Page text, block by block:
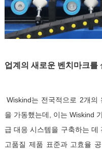
업계의 새로운 벤치마크를
Wiskind는 전국적으로 2개의
을 가동했는데, 이는 Wiskind
급 대응 시스템을 구축하는
고품질 제품 표준과 고효율